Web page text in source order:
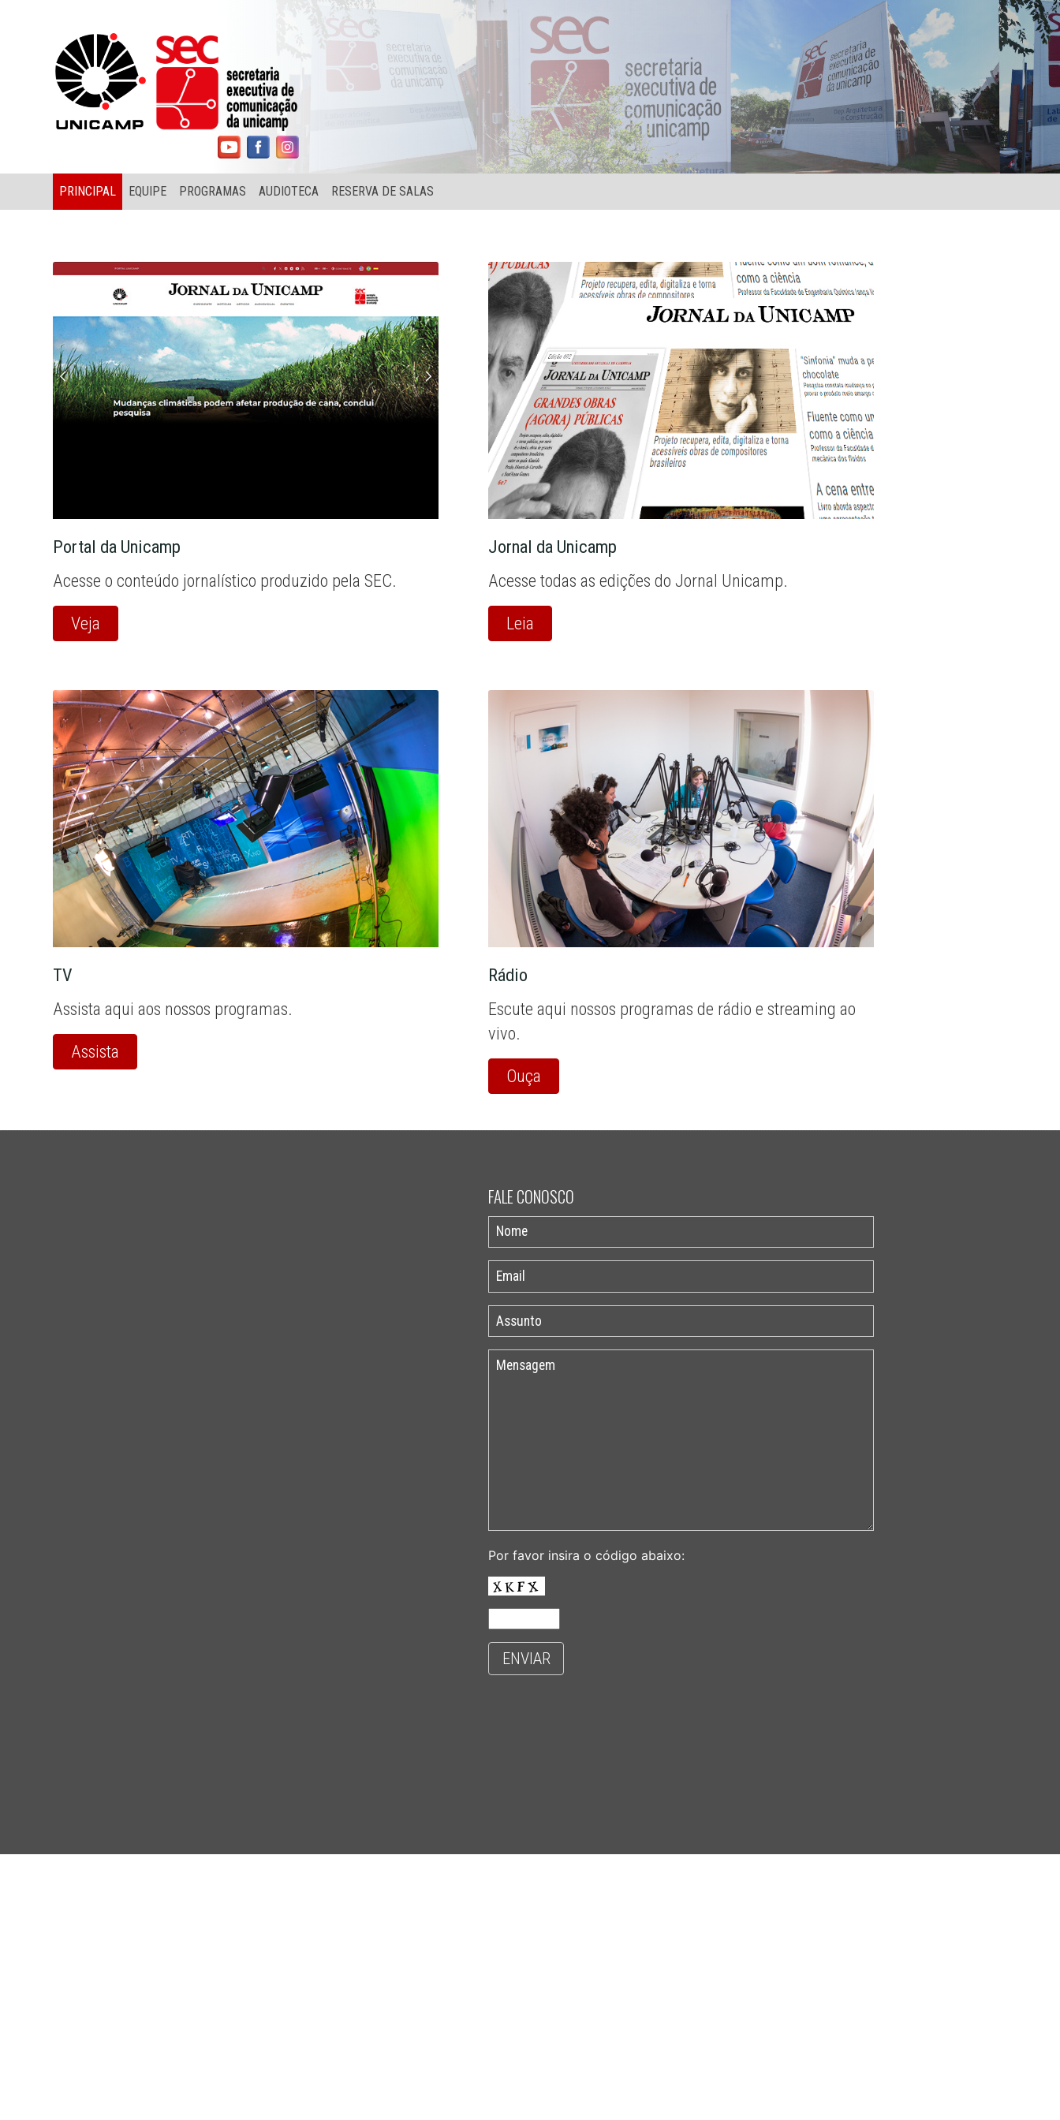
PRINCIPAL EQUIPE PROGRAMAS AUDIOTECA RESERVA DE SALAS
Portal da Unicamp
Acesse o conteúdo jornalístico produzido pela SEC.
Veja
Jornal da Unicamp
Acesse todas as edições do Jornal Unicamp.
Leia
TV
Assista aqui aos nossos programas.
Assista
Rádio
Escute aqui nossos programas de rádio e streaming ao
vivo.
Ouça
FALE CONOSCO
Por favor insira o código abaixo:
ENVIAR